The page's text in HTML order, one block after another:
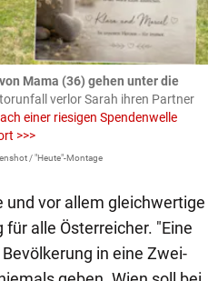
Mama (36) gehen unter die
verlor Sarah ihren Partner
einer riesigen Spendenwelle
>>>
/ "Heute"-Montage
und vor allem gleichwertige
alle Österreicher. "Eine
in eine Zwei-